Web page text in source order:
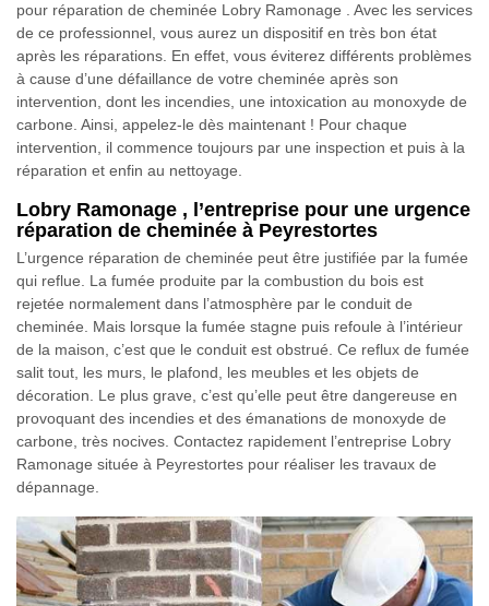
pour réparation de cheminée Lobry Ramonage . Avec les services
de ce professionnel, vous aurez un dispositif en très bon état
après les réparations. En effet, vous éviterez différents problèmes
à cause d’une défaillance de votre cheminée après son
intervention, dont les incendies, une intoxication au monoxyde de
carbone. Ainsi, appelez-le dès maintenant ! Pour chaque
intervention, il commence toujours par une inspection et puis à la
réparation et enfin au nettoyage.
Lobry Ramonage , l’entreprise pour une urgence
réparation de cheminée à Peyrestortes
L’urgence réparation de cheminée peut être justifiée par la fumée
qui reflue. La fumée produite par la combustion du bois est
rejetée normalement dans l’atmosphère par le conduit de
cheminée. Mais lorsque la fumée stagne puis refoule à l’intérieur
de la maison, c’est que le conduit est obstrué. Ce reflux de fumée
salit tout, les murs, le plafond, les meubles et les objets de
décoration. Le plus grave, c’est qu’elle peut être dangereuse en
provoquant des incendies et des émanations de monoxyde de
carbone, très nocives. Contactez rapidement l’entreprise Lobry
Ramonage située à Peyrestortes pour réaliser les travaux de
dépannage.